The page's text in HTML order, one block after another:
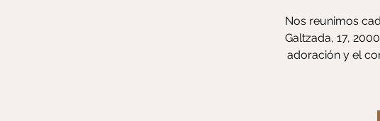
Nos reunimos
Galtzada, 17,
adoración y el